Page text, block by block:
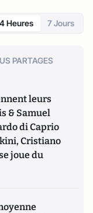
Heures 7 Jours
PARTAGES
leurs
& Samuel
di Caprio
Cristiano
joue du